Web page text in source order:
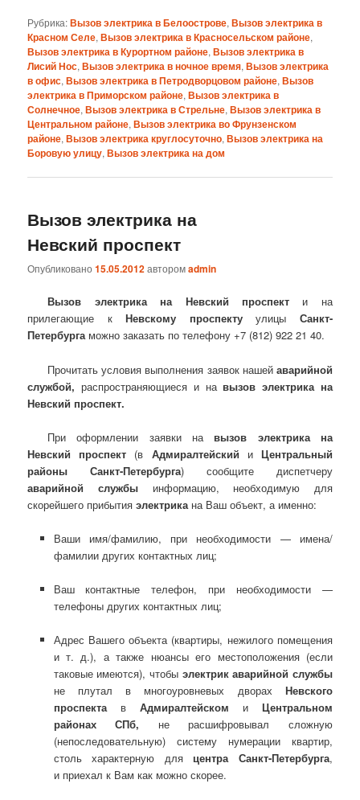
Рубрика:Вызов электрика в Белоострове,Вызов электрика в
Красном Селе,Вызов электрика в Красносельском районе,
Вызов электрика в Курортном районе,Вызов электрика в
Лисий Нос,Вызов электрика в ночное время,Вызов электрика
в офис,Вызов электрика в Петродворцовом районе,Вызов
электрика в Приморском районе,Вызов электрика в
Солнечное,Вызов электрика в Стрельне,Вызов электрика в
Центральном районе,Вызов электрика во Фрунзенском
районе,Вызов электрика круглосуточно,Вызов электрика на
Боровую улицу,Вызов электрика на дом
Вызов электрика на
Невский проспект
Опубликовано15.05.2012авторомadmin
Вызов электрика на Невский проспекти на
прилегающие кНевскому проспектуулицы Санкт-
Петербургаможно заказать по телефону +7 (812) 922 21 40.
Прочитать условия выполнения заявок нашей аварийной
службой, распространяющиеся и на вызов электрика на
Невский проспект.
При оформлении заявки на вызов электрика на
Невский проспект (в Адмиралтейский и Центральный
районы Санкт-Петербурга) сообщите диспетчеру
аварийной службыинформацию, необходимую для
скорейшего прибытияэлектрика на Ваш объект, а именно:
Ваши имя/фамилию, при необходимости — имена/
фамилии других контактных лиц;
Ваш контактные телефон, при необходимости —
телефоны других контактных лиц;
Адрес Вашего объекта (квартиры, нежилого помещения
и т. д.), а также нюансы его местоположения (если
таковые имеются), чтобы электрик аварийной службы
не плутал в многоуровневых дворах Невского
проспектав Адмиралтейском иЦентральном
районах СПб, не расшифровывал
сложную
(непоследовательную) систему нумерации квартир,
столь характерную для центра Санкт-Петербурга,
и приехал к Вам как можно скорее.